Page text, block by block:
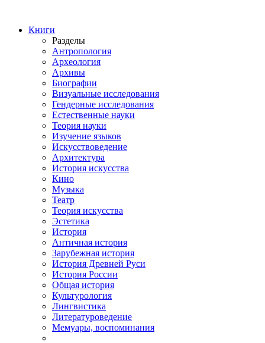
Книги
Разделы
Антропология
Археология
Архивы
Биографии
Визуальные исследования
Гендерные исследования
Естественные науки
Теория науки
Изучение языков
Искусствоведение
Архитектура
История искусства
Кино
Музыка
Театр
Теория искусства
Эстетика
История
Античная история
Зарубежная история
История Древней Руси
История России
Общая история
Культурология
Лингвистика
Литературоведение
Мемуары, воспоминания